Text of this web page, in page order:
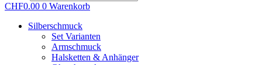
CHF0.00 0 Warenkorb
Silberschmuck
Set Varianten
Armschmuck
Halsketten & Anhänger